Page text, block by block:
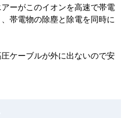
ーがこのイオンを高速で帯電
帯電物の除塵と除電を同時に
ケーブルが外に出ないので安